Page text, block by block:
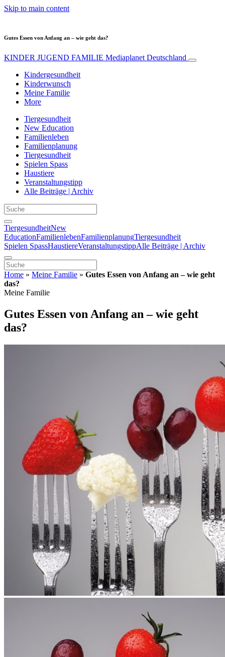
Skip to main content
Gutes Essen von Anfang an – wie geht das?
KINDER JUGEND FAMILIE Mediaplanet Deutschland
Kindergesundheit
Kinderwunsch
Meine Familie
More
Tiergesundheit
New Education
Familienleben
Familienplanung
Tiergesundheit
Spielen Spass
Haustiere
Veranstaltungstipp
Alle Beiträge | Archiv
TiergesundheitNew
EducationFamilienlebenFamilienplanungTiergesundheit
Spielen SpassHaustiereVeranstaltungstippAlle Beiträge | Archiv
Home » Meine Familie » Gutes Essen von Anfang an – wie geht
das?
Meine Familie
Gutes Essen von Anfang an – wie geht
das?